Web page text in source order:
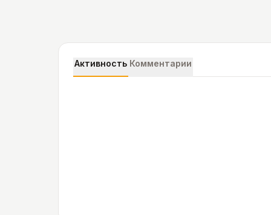
Активность Комментарии